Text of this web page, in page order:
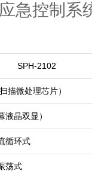
急控制系
SPH-2102
描微处理芯片）
液晶双显）
循环式
荡式